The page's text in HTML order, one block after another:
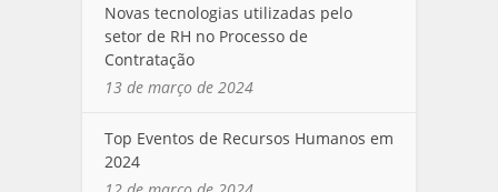
Novas tecnologias utilizadas pelo
setor de RH no Processo de
Contratação
13 de março de 2024
Top Eventos de Recursos Humanos em
2024